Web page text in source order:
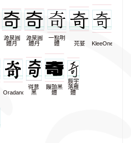
源泉圓
體月
源泉圓
體丹
一點明
體
芫荽 KleeOne
Oradano
得意
黑
饅頭黑
體
辰宇
落雁
體